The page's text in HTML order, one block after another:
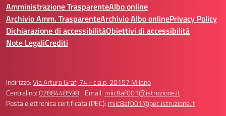
Amministrazione TrasparenteAlbo online
Archivio Amm. TrasparenteArchivio Albo onlinePrivacy Policy
Dichiarazione di accessibilitàObiettivi di accessibilità
Note LegaliCrediti
Indirizzo:Via Arturo Graf, 74 - c.a.p. 20157 Milano
Centralino:0288448598 Email: miic8af001@istruzione.it
Posta elettronica certificata (PEC): miic8af001@pec.istruzione.it